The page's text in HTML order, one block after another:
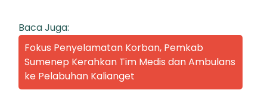
Baca Juga:
Fokus Penyelamatan Korban, Pemkab
Sumenep Kerahkan Tim Medis dan Ambulans
ke Pelabuhan Kalianget